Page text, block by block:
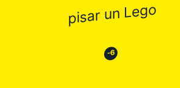
pisar un Lego
😒 -6 😂